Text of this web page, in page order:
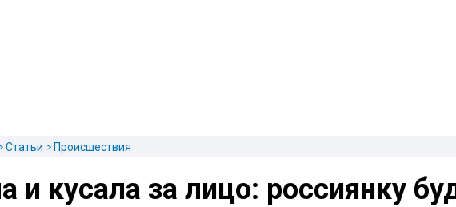
Статьи Происшествия
и кусала за лицо: россиянку